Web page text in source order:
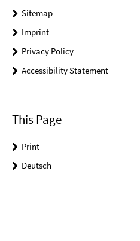
Sitemap
Imprint
Privacy Policy
Accessibility Statement
This Page
Print
Deutsch